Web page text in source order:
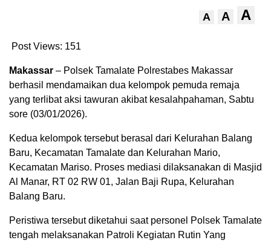
A A A
Post Views: 151
Makassar – Polsek Tamalate Polrestabes Makassar
berhasil mendamaikan dua kelompok pemuda remaja
yang terlibat aksi tawuran akibat kesalahpahaman, Sabtu
sore (03/01/2026).
Kedua kelompok tersebut berasal dari Kelurahan Balang
Baru, Kecamatan Tamalate dan Kelurahan Mario,
Kecamatan Mariso. Proses mediasi dilaksanakan di Masjid
Al Manar, RT 02 RW 01, Jalan Baji Rupa, Kelurahan
Balang Baru.
Peristiwa tersebut diketahui saat personel Polsek Tamalate
tengah melaksanakan Patroli Kegiatan Rutin Yang